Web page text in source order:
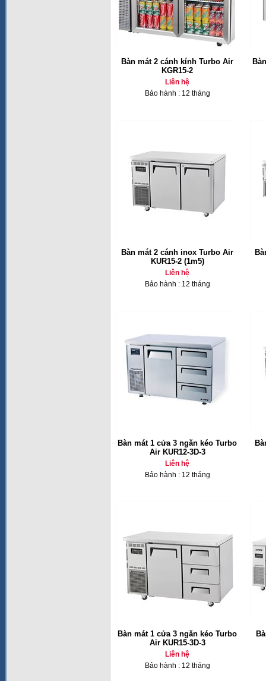
Bàn mát 2 cánh kính Turbo Air
KGR15-2
Liên hệ
Bảo hành : 12 tháng
Bàn mát 2 cánh inox Turbo Air
KUR15-2 (1m5)
Liên hệ
Bảo hành : 12 tháng
Bàn mát 1 cửa 3 ngăn kéo Turbo
Air KUR12-3D-3
Liên hệ
Bảo hành : 12 tháng
Bàn mát 1 cửa 3 ngăn kéo Turbo
Air KUR15-3D-3
Liên hệ
Bảo hành : 12 tháng